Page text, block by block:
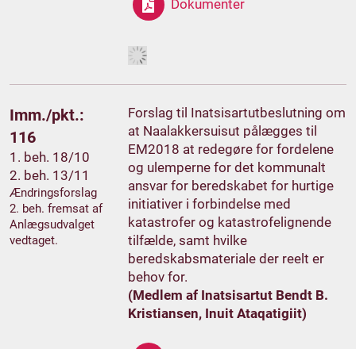
Dokumenter
Imm./pkt.:
116
1. beh. 18/10
2. beh. 13/11
Ændringsforslag
2. beh. fremsat af
Anlægsudvalget
vedtaget.
Forslag til Inatsisartutbeslutning om
at Naalakkersuisut pålægges til
EM2018 at redegøre for fordelene
og ulemperne for det kommunalt
ansvar for beredskabet for hurtige
initiativer i forbindelse med
katastrofer og katastrofelignende
tilfælde, samt hvilke
beredskabsmateriale der reelt er
behov for.
(Medlem af Inatsisartut Bendt B.
Kristiansen, Inuit Ataqatigiit)